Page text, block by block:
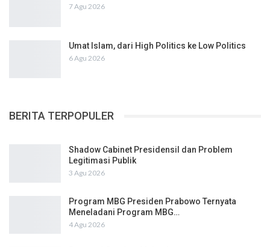
7 Agu 2026
Umat Islam, dari High Politics ke Low Politics
6 Agu 2026
BERITA TERPOPULER
Shadow Cabinet Presidensil dan Problem
Legitimasi Publik
3 Agu 2026
Program MBG Presiden Prabowo Ternyata
Meneladani Program MBG…
4 Agu 2026